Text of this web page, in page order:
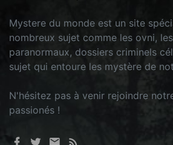
Mystere du monde est un site
nombreux sujet comme les ovni,
paranormaux, dossiers criminels
sujet qui entoure les mystère de
N'hésitez pas à venir rejoindre
passionés !